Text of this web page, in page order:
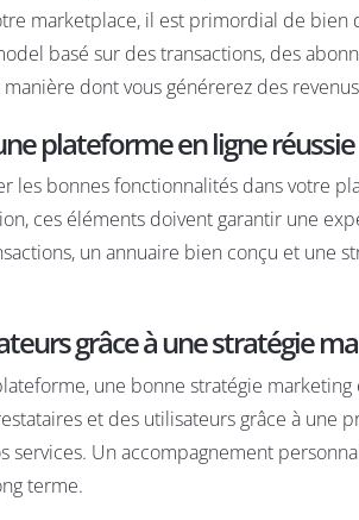
marketplace, il est primordial de
basé sur des transactions, des
dont vous générerez des
plateforme en ligne réussie
les bonnes fonctionnalités dans votre
ces éléments doivent garantir une
un annuaire bien conçu et une
grâce à une stratégie
une bonne stratégie
et des utilisateurs grâce à une
services. Un accompagnement
terme.